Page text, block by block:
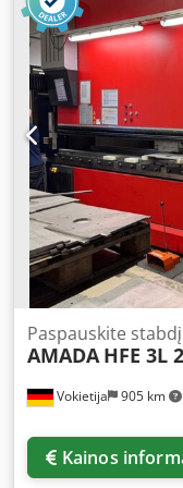
susisiekti telefonu.
Vokietija 905 km
Paspauskite
AMADA HFE 3L
Kainos